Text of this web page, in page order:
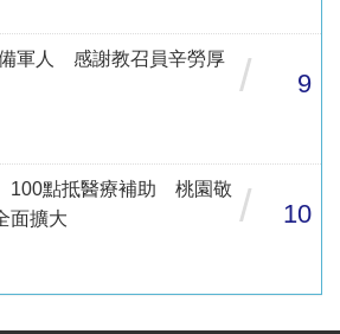
軍人 感謝教召員辛勞厚
/ 9
100點抵醫療補助 桃園敬
面擴大
/ 10